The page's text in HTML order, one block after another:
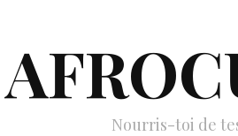
Nourris-toi de